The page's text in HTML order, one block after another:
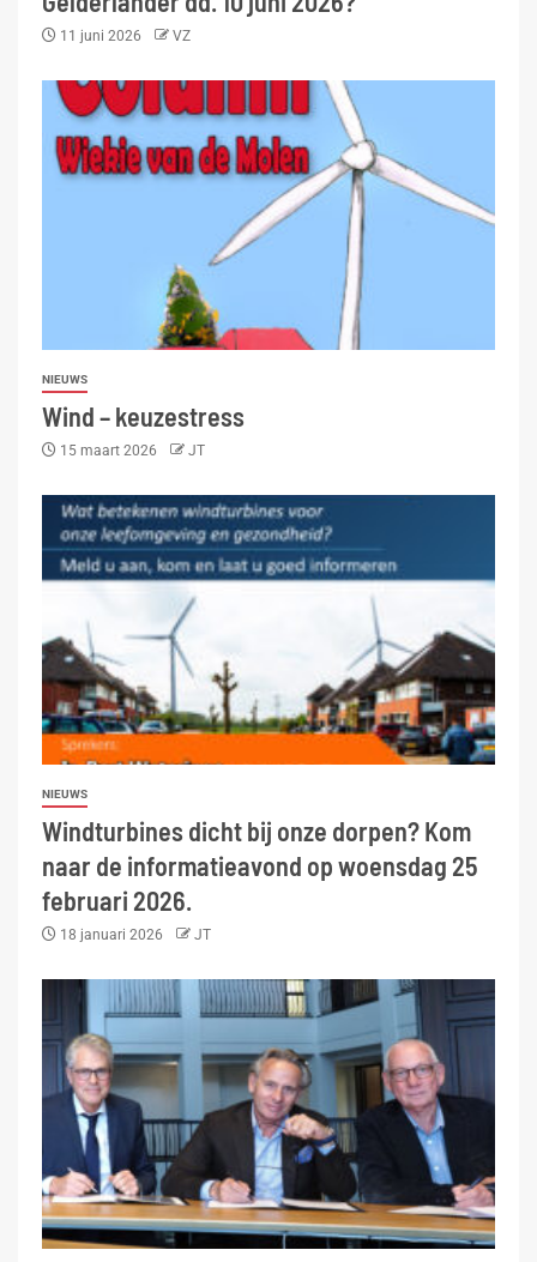
11 juni 2026 VZ
NIEUWS
Wind – keuzestress
15 maart 2026 JT
NIEUWS
Windturbines dicht bij onze dorpen? Kom
naar de informatieavond op woensdag 25
februari 2026.
18 januari 2026 JT